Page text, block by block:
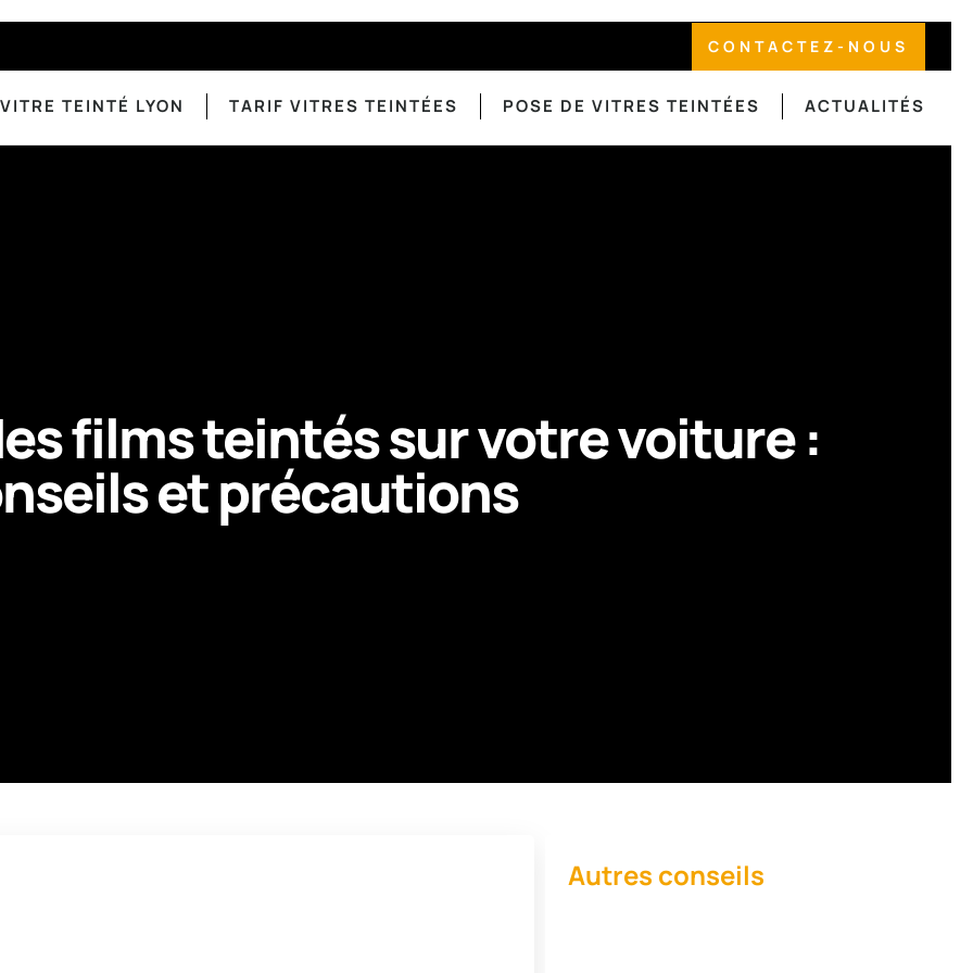
CONTACTEZ-NOUS
VITRE TEINTÉ LYON TARIF VITRES TEINTÉES POSE DE VITRES TEINTÉES ACTUALITÉS
films teintés sur votre voiture :
et précautions
Autres conseils